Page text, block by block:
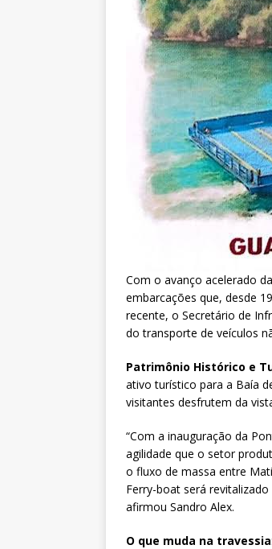
Com o avanço acelerado
embarcações que, desde
recente, o Secretário de
do transporte de veículos
Patrimônio Histórico e
ativo turístico para a Baía
visitantes desfrutem da
“Com a inauguração da
agilidade que o setor
o fluxo de massa entre
Ferry-boat será
afirmou Sandro Alex.
O que muda na travessia